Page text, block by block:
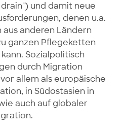
und damit neue
denen u.a.
anderen Ländern
ganzen Pflegeketten
Sozialpolitisch
durch Migration
allem als europäische
in Südostasien in
auch auf globaler